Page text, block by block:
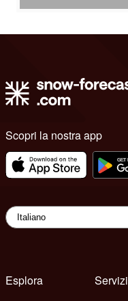
Scopri la nostra app
Esplora
Servizi